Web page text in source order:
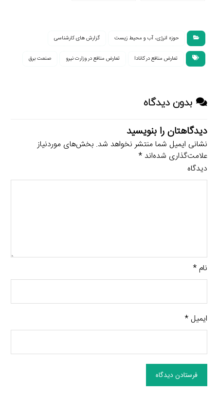
حوزه انرژی، آب و محیط زیست گزارش های کارشناسی
تعارض منافع در کانادا تعارض منافع در وزارت نیرو صنعت برق
بدون دیدگاه
دیدگاهتان را بنویسید
نشانی ایمیل شما منتشر نخواهد شد. بخش‌های موردنیاز
علامت‌گذاری شده‌اند*
دیدگاه
نام*
ایمیل*
فرستادن دیدگاه